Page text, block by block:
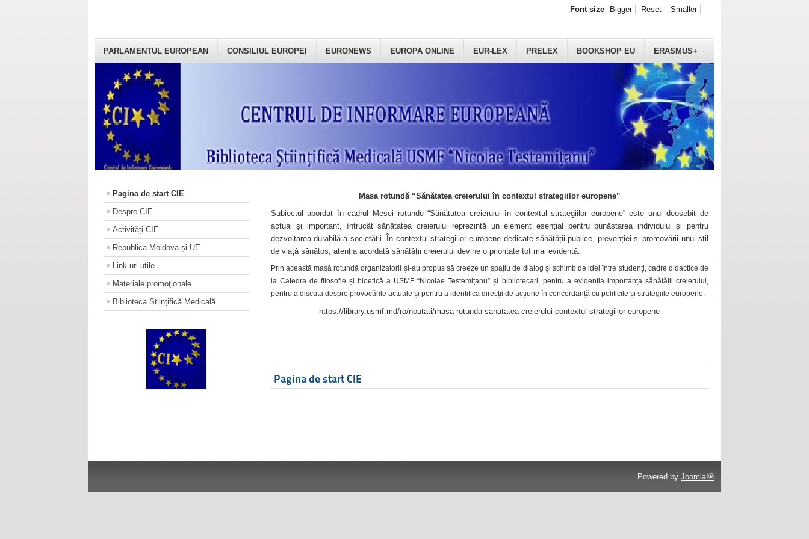
PARLAMENTUL EUROPEAN CONSILIUL EUROPEI EURONEWS EUROPA ONLINE EUR-LEX PRELEX BOOKSHOP EU ERASMUS+
Font size Bigger Reset Smaller
Pagina de start CIE
Despre CIE
Activități CIE
Republica Moldova și UE
Link-uri utile
Materiale promoţionale
Biblioteca Științifică Medicală
Masa rotundă “Sănătatea creierului în contextul strategiilor europene”
Subiectul abordat în cadrul Mesei rotunde “Sănătatea creierului în contextul strategiilor europene” este unul deosebit de
actual și important, întrucât sănătatea creierului reprezintă un element esențial pentru bunăstarea individului și pentru
dezvoltarea durabilă a societății. În contextul strategiilor europene dedicate sănătății publice, prevenției și promovării unui stil
de viață sănătos, atenția acordată sănătății creierului devine o prioritate tot mai evidentă.
Prin această masă rotundă organizatorii şi-au propus să creeze un spațiu de dialog și schimb de idei între studenți, cadre didactice de
la Catedra de filosofie și bioetică a USMF “Nicolae Testemițanu” și bibliotecari, pentru a evidenția importanța sănătății creierului,
pentru a discuta despre provocările actuale și pentru a identifica direcții de acțiune în concordanță cu politicile și strategiile europene.
https://library.usmf.md/ro/noutati/masa-rotunda-sanatatea-creierului-contextul-strategiilor-europene
Pagina de start CIE
Powered by Joomla!®